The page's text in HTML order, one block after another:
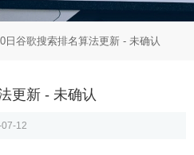
日谷歌搜索排名算法更新 - 未确认
更新 - 未确认
12